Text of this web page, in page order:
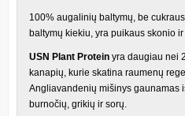
100% augalinių baltymų, be
baltymų kiekiu, yra puikaus skonio
USN Plant Protein yra daugiau nei
kanapių, kurie skatina raumenų
Angliavandenių mišinys gaunamas
burnočių, grikių ir sorų.